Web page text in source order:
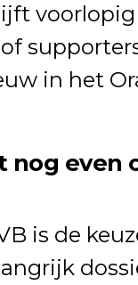
voorlopig
in het
nog even
is de